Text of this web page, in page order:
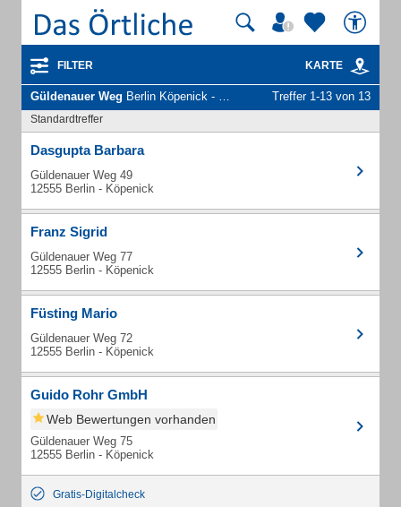
FILTER KARTE
Güldenauer Weg Berlin Köpenick - Unternehmen und Personen Treffer 1-13 von 13
Standardtreffer
Dasgupta Barbara
Güldenauer Weg 49
12555 Berlin - Köpenick
Franz Sigrid
Güldenauer Weg 77
12555 Berlin - Köpenick
Füsting Mario
Güldenauer Weg 72
12555 Berlin - Köpenick
Guido Rohr GmbH
Web Bewertungen vorhanden
Güldenauer Weg 75
12555 Berlin - Köpenick
Gratis-Digitalcheck